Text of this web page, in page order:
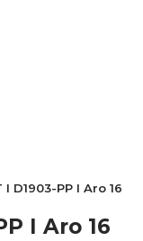
D1903-PP I Aro 16
I Aro 16